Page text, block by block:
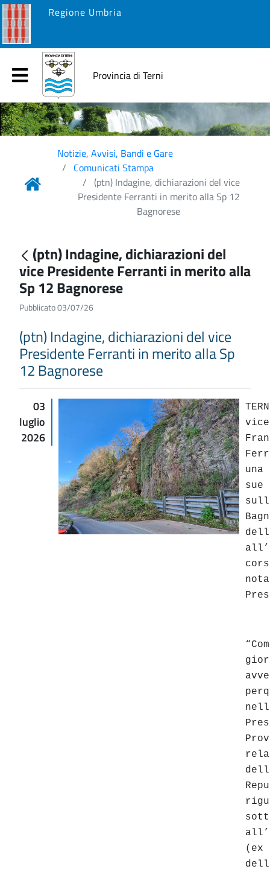
Regione Umbria
Provincia di Terni
Notizie, Avvisi, Bandi e Gare
Comunicati Stampa
(ptn) Indagine, dichiarazioni del vice
Presidente Ferranti in merito alla Sp 12
Bagnorese
(ptn) Indagine, dichiarazioni del
vice Presidente Ferranti in merito alla
Sp 12 Bagnorese
Pubblicato 03/07/26
(ptn) Indagine, dichiarazioni del vice
Presidente Ferranti in merito alla Sp
12 Bagnorese
03
luglio
2026